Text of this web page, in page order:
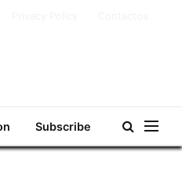
Subscribe